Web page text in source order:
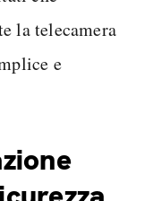
la telecamera
e